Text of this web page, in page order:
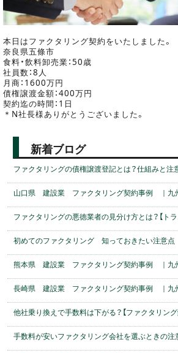
本日はファクタリング契約をいたしました。
奈良県五條市
食料・飲料卸売業：50歳
社員数：8人
月商：1600万円
債権譲渡金額：400万円
契約迄の時間：1日
＊N社長様ありがとうございました。
新着ブログ
ファクタリングの債権譲渡登記とは？仕組みと注
山口県 建設業 ファクタリング契約事例 ｜九
ファクタリングの悪徳業者の見分け方とは？【ト
初めてのファクタリング 知っておきたい注意点
熊本県 建設業 ファクタリング契約事例 ｜九
長崎県 建設業 ファクタリング契約事例 ｜九
他社乗り換えで手数料は下がる？【ファクタリング
手数料が安いファクタリング会社を選ぶときの注